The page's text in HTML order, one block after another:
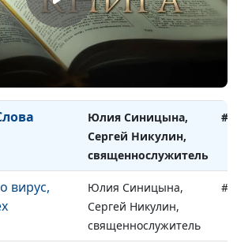
священнослужитель
здоровый
Юлия Синицына,
Сергей Никулин,
священнослужитель
Юлия Синицына,
Сергей Никулин,
священнослужитель
вирус,
Юлия Синицына,
Сергей Никулин,
священнослужитель